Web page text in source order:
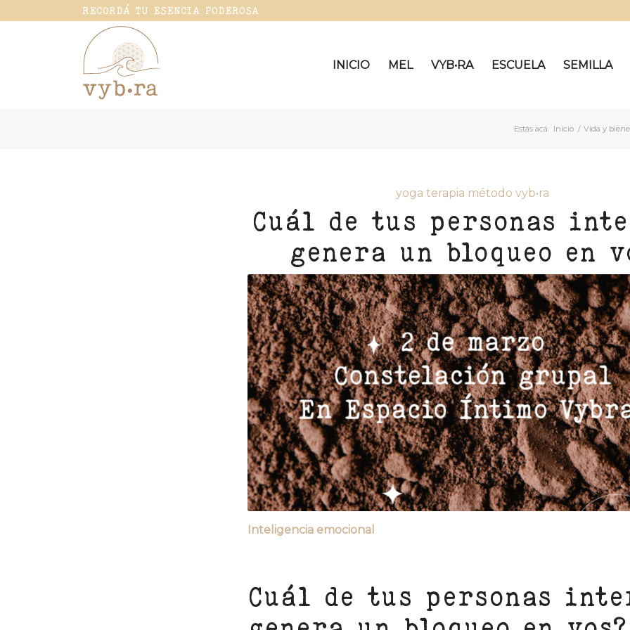
RECORDÁ TU ESENCIA PODEROSA
INICIO MEL VYB•RA ESCUELA SEMILLA
Estás acá: Inicio / Vida y
yoga terapia método vyb•ra
Cuál de tus personas
genera un bloqueo en
Inteligencia emocional
Cuál de tus personas